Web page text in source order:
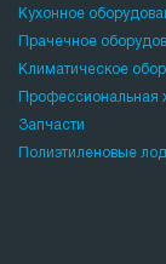
Кухонное
Прачечное
Климатическое
Профессиональная
Запчасти
Полиэтиленовые